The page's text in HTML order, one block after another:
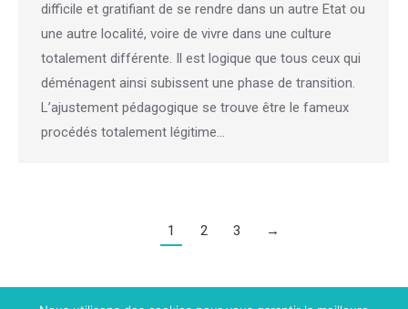
difficile et gratifiant de se rendre dans un autre Etat ou
une autre localité, voire de vivre dans une culture
totalement différente. Il est logique que tous ceux qui
déménagent ainsi subissent une phase de transition.
L’ajustement pédagogique se trouve être le fameux
procédés totalement légitime…
1 2 3 →